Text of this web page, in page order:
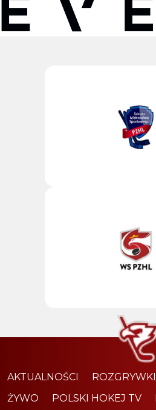
AKTUALNOŚCI ROZGRYWKI
ŻYWO
POLSKI HOKEJ TV